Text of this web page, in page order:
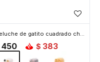
Peluche de gatito cuadrado chico - Blanco
450 $ 383